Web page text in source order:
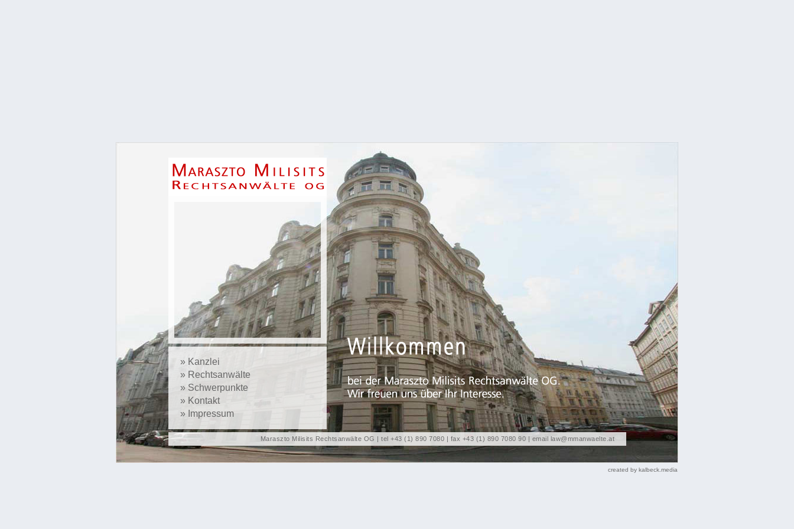
» Kanzlei
» Rechtsanwälte
» Schwerpunkte
» Kontakt
» Impressum
Maraszto Milisits Rechtsanwälte OG | tel +43 (1) 890 7080 | fax +43 (1) 890 7080 90 | email law@mmanwaelte.at
created by kalbeck.media